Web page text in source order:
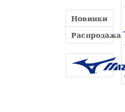
Новинки
Распродажа